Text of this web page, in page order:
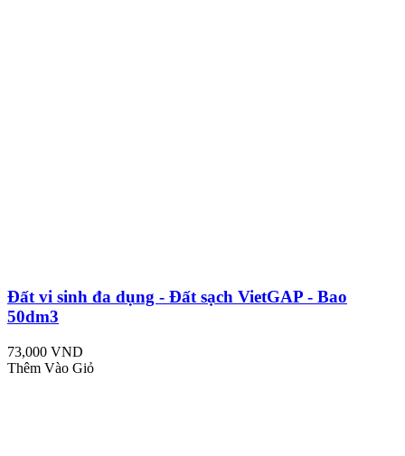
Đất vi sinh đa dụng - Đất sạch VietGAP - Bao
50dm3
73,000 VND
Thêm Vào Giỏ